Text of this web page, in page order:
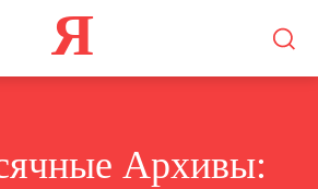
Я
Архивы: